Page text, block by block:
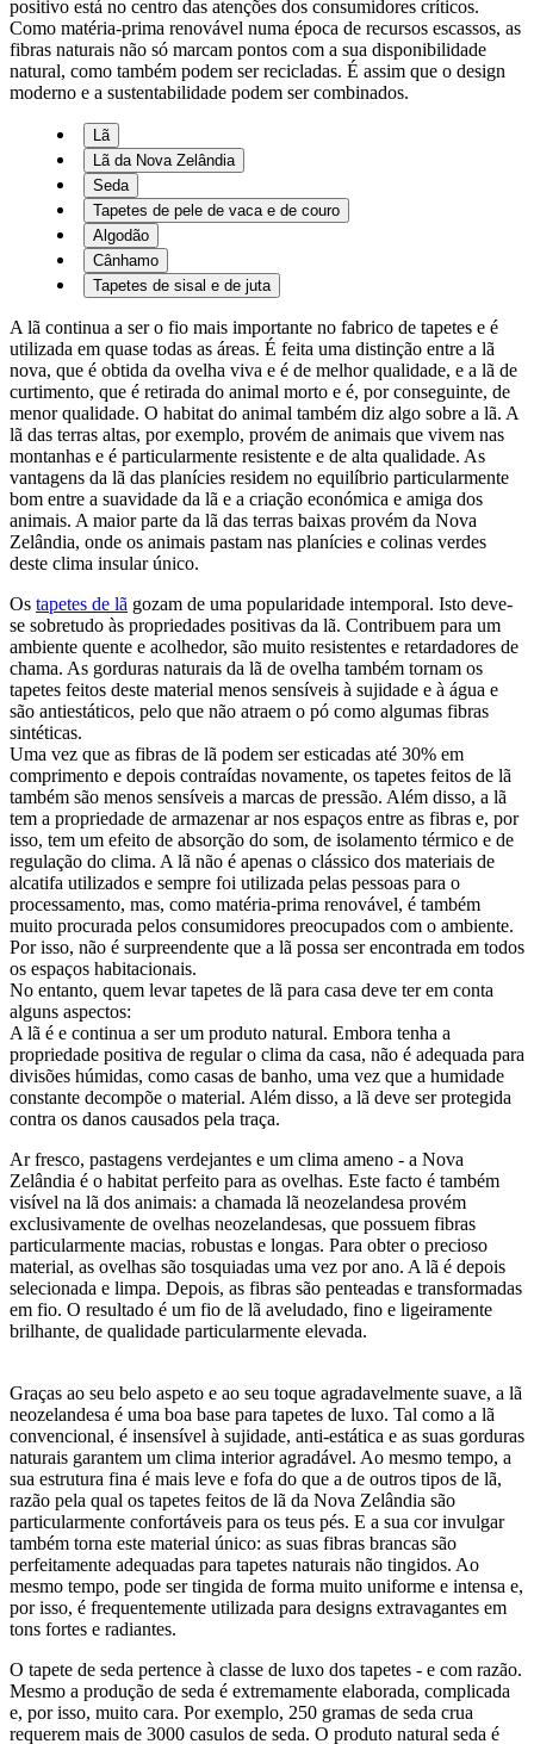
positivo está no centro das atenções dos consumidores críticos.
Como matéria-prima renovável numa época de recursos escassos, as
fibras naturais não só marcam pontos com a sua disponibilidade
natural, como também podem ser recicladas. É assim que o design
moderno e a sustentabilidade podem ser combinados.
Lã
Lã da Nova Zelândia
Seda
Tapetes de pele de vaca e de couro
Algodão
Cânhamo
Tapetes de sisal e de juta
A lã continua a ser o fio mais importante no fabrico de tapetes e é
utilizada em quase todas as áreas. É feita uma distinção entre a lã
nova, que é obtida da ovelha viva e é de melhor qualidade, e a lã de
curtimento, que é retirada do animal morto e é, por conseguinte, de
menor qualidade. O habitat do animal também diz algo sobre a lã. A
lã das terras altas, por exemplo, provém de animais que vivem nas
montanhas e é particularmente resistente e de alta qualidade. As
vantagens da lã das planícies residem no equilíbrio particularmente
bom entre a suavidade da lã e a criação económica e amiga dos
animais. A maior parte da lã das terras baixas provém da Nova
Zelândia, onde os animais pastam nas planícies e colinas verdes
deste clima insular único.
Os tapetes de lã gozam de uma popularidade intemporal. Isto deve-
se sobretudo às propriedades positivas da lã. Contribuem para um
ambiente quente e acolhedor, são muito resistentes e retardadores de
chama. As gorduras naturais da lã de ovelha também tornam os
tapetes feitos deste material menos sensíveis à sujidade e à água e
são antiestáticos, pelo que não atraem o pó como algumas fibras
sintéticas.
Uma vez que as fibras de lã podem ser esticadas até 30% em
comprimento e depois contraídas novamente, os tapetes feitos de lã
também são menos sensíveis a marcas de pressão. Além disso, a lã
tem a propriedade de armazenar ar nos espaços entre as fibras e, por
isso, tem um efeito de absorção do som, de isolamento térmico e de
regulação do clima. A lã não é apenas o clássico dos materiais de
alcatifa utilizados e sempre foi utilizada pelas pessoas para o
processamento, mas, como matéria-prima renovável, é também
muito procurada pelos consumidores preocupados com o ambiente.
Por isso, não é surpreendente que a lã possa ser encontrada em todos
os espaços habitacionais.
No entanto, quem levar tapetes de lã para casa deve ter em conta
alguns aspectos:
A lã é e continua a ser um produto natural. Embora tenha a
propriedade positiva de regular o clima da casa, não é adequada para
divisões húmidas, como casas de banho, uma vez que a humidade
constante decompõe o material. Além disso, a lã deve ser protegida
contra os danos causados pela traça.
Ar fresco, pastagens verdejantes e um clima ameno - a Nova
Zelândia é o habitat perfeito para as ovelhas. Este facto é também
visível na lã dos animais: a chamada lã neozelandesa provém
exclusivamente de ovelhas neozelandesas, que possuem fibras
particularmente macias, robustas e longas. Para obter o precioso
material, as ovelhas são tosquiadas uma vez por ano. A lã é depois
selecionada e limpa. Depois, as fibras são penteadas e transformadas
em fio. O resultado é um fio de lã aveludado, fino e ligeiramente
brilhante, de qualidade particularmente elevada.
Graças ao seu belo aspeto e ao seu toque agradavelmente suave, a lã
neozelandesa é uma boa base para tapetes de luxo. Tal como a lã
convencional, é insensível à sujidade, anti-estática e as suas gorduras
naturais garantem um clima interior agradável. Ao mesmo tempo, a
sua estrutura fina é mais leve e fofa do que a de outros tipos de lã,
razão pela qual os tapetes feitos de lã da Nova Zelândia são
particularmente confortáveis para os teus pés. E a sua cor invulgar
também torna este material único: as suas fibras brancas são
perfeitamente adequadas para tapetes naturais não tingidos. Ao
mesmo tempo, pode ser tingida de forma muito uniforme e intensa e,
por isso, é frequentemente utilizada para designs extravagantes em
tons fortes e radiantes.
O tapete de seda pertence à classe de luxo dos tapetes - e com razão.
Mesmo a produção de seda é extremamente elaborada, complicada
e, por isso, muito cara. Por exemplo, 250 gramas de seda crua
requerem mais de 3000 casulos de seda. O produto natural seda é